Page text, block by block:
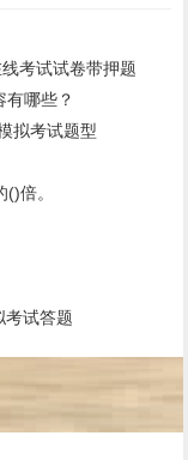
考试试卷带押题
哪些？
拟考试题型
倍。
考试答题